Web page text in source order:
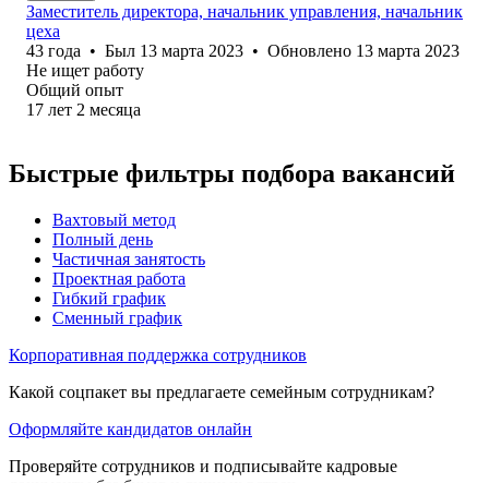
Заместитель директора, начальник управления, начальник
цеха
43 года • Был 13 марта 2023 • Обновлено 13 марта 2023
Не ищет работу
Общий опыт
17 лет 2 месяца
Быстрые фильтры подбора вакансий
Вахтовый метод
Полный день
Частичная занятость
Проектная работа
Гибкий график
Сменный график
Корпоративная поддержка сотрудников
Какой соцпакет вы предлагаете семейным сотрудникам?
Оформляйте кандидатов онлайн
Проверяйте сотрудников и подписывайте кадровые